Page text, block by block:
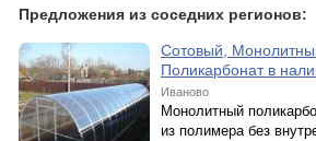
Предложения из соседних регионов:
Сотовый,
Поликарбонат в
Иваново
Монолитный
из полимера без